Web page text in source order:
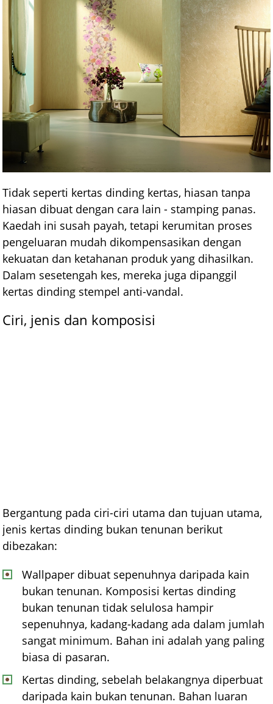
Tidak seperti kertas dinding kertas, hiasan tanpa
hiasan dibuat dengan cara lain - stamping panas.
Kaedah ini susah payah, tetapi kerumitan proses
pengeluaran mudah dikompensasikan dengan
kekuatan dan ketahanan produk yang dihasilkan.
Dalam sesetengah kes, mereka juga dipanggil
kertas dinding stempel anti-vandal.
Ciri, jenis dan komposisi
Bergantung pada ciri-ciri utama dan tujuan utama,
jenis kertas dinding bukan tenunan berikut
dibezakan:
Wallpaper dibuat sepenuhnya daripada kain
bukan tenunan. Komposisi kertas dinding
bukan tenunan tidak selulosa hampir
sepenuhnya, kadang-kadang ada dalam jumlah
sangat minimum. Bahan ini adalah yang paling
biasa di pasaran.
Kertas dinding, sebelah belakangnya diperbuat
daripada kain bukan tenunan. Bahan luaran